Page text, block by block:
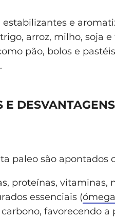
e
arroz, milho, soja e
pão, bolos e
E DESVANTAGENS
paleo são apontados
proteínas, vitaminas,
essenciais (
favorecendo a